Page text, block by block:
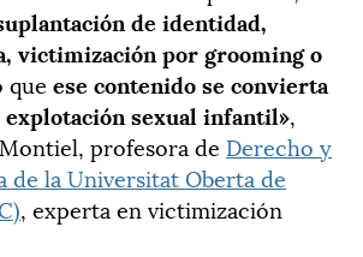
de identidad,
victimización por grooming o
que ese contenido se convierta
sexual infantil»,
profesora de Derecho y
de la Universitat Oberta de
, experta en victimización